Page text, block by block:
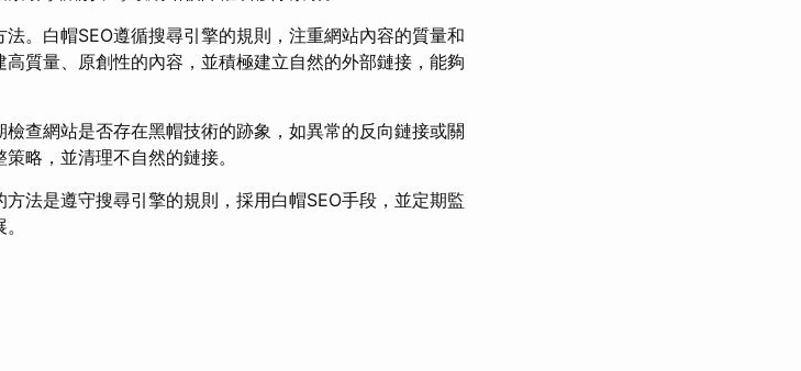
。白帽SEO遵循搜尋引擎的規則，注重網站內容的質量和
質量、原創性的內容，並積極建立自然的外部鏈接，能夠
查網站是否存在黑帽技術的跡象，如異常的反向鏈接或關
略，並清理不自然的鏈接。
法是遵守搜尋引擎的規則，採用白帽SEO手段，並定期監